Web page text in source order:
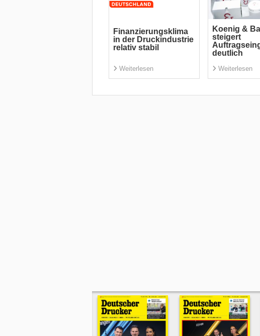
Finanzierungsklima
in der Druckindustrie
relativ stabil
Weiterlesen
Koenig &
steigert
deutlich
Weiterlesen